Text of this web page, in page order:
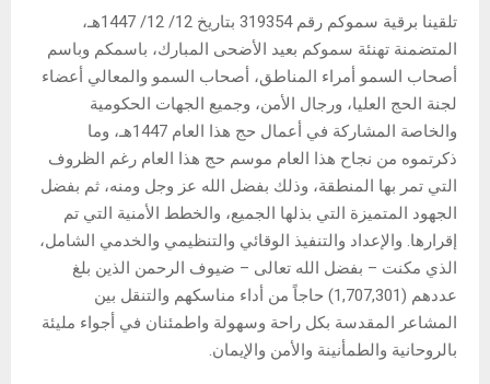
تلقينا برقية سموكم رقم 319354 بتاريخ 12/ 12/ 1447هـ،
المتضمنة تهنئة سموكم بعيد الأضحى المبارك، باسمكم وباسم
أصحاب السمو أمراء المناطق، أصحاب السمو والمعالي أعضاء
لجنة الحج العليا، ورجال الأمن، وجميع الجهات الحكومية
والخاصة المشاركة في أعمال حج هذا العام 1447هـ، وما
ذكرتموه من نجاح هذا العام موسم حج هذا العام رغم الظروف
التي تمر بها المنطقة، وذلك بفضل الله عز وجل ومنه، ثم بفضل
الجهود المتميزة التي بذلها الجميع، والخطط الأمنية التي تم
إقرارها. والإعداد والتنفيذ الوقائي والتنظيمي والخدمي الشامل،
الذي مكنت – بفضل الله تعالى – ضيوف الرحمن الذين بلغ
عددهم (1,707,301) حاجاً من أداء مناسكهم والتنقل بين
المشاعر المقدسة بكل راحة وسهولة واطمئنان في أجواء مليئة
بالروحانية والطمأنينة والأمن والإيمان.